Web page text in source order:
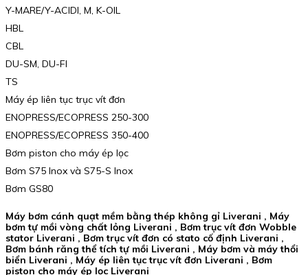
Y-MARE/Y-ACIDI, M, K-OIL
HBL
CBL
DU-SM, DU-FI
TS
Máy ép liên tục trục vít đơn
ENOPRESS/ECOPRESS 250-300
ENOPRESS/ECOPRESS 350-400
Bơm piston cho máy ép lọc
Bơm S75 Inox và S75-S Inox
Bơm GS80
Máy bơm cánh quạt mềm bằng thép không gỉ Liverani , Máy
bơm tự mồi vòng chất lỏng Liverani , Bơm trục vít đơn Wobble
stator Liverani , Bơm trục vít đơn có stato cố định Liverani ,
Bơm bánh răng thể tích tự mồi Liverani , Máy bơm và máy thổi
biển Liverani , Máy ép liên tục trục vít đơn Liverani , Bơm
piston cho máy ép lọc Liverani